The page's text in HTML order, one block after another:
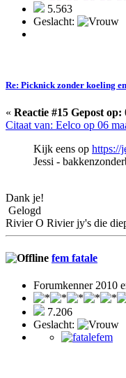
5.563
Geslacht:
Re: Picknick zonder koeling
« Reactie #15 Gepost op:
Citaat van: Eelco op 06
Kijk eens op https://
Jessi -
Dank je!
Gelogd
Rivier O Rivier jy's die
fem fatale
Forumkenner 2010
7.206
Geslacht: